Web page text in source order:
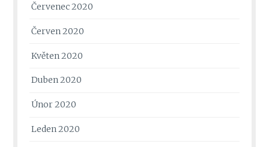
Červenec 2020
Červen 2020
Květen 2020
Duben 2020
Únor 2020
Leden 2020